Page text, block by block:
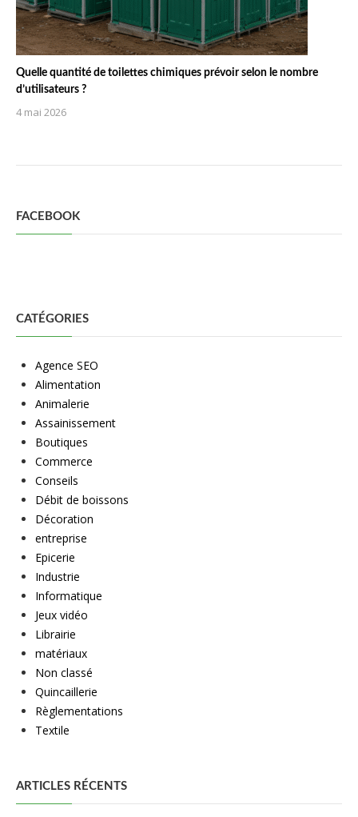
Quelle quantité de toilettes chimiques prévoir selon le nombre
d’utilisateurs ?
4 mai 2026
FACEBOOK
CATÉGORIES
Agence SEO
Alimentation
Animalerie
Assainissement
Boutiques
Commerce
Conseils
Débit de boissons
Décoration
entreprise
Epicerie
Industrie
Informatique
Jeux vidéo
Librairie
matériaux
Non classé
Quincaillerie
Règlementations
Textile
ARTICLES RÉCENTS